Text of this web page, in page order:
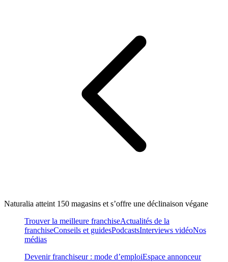
Naturalia atteint 150 magasins et s’offre une déclinaison végane
Trouver la meilleure franchiseActualités de la
franchiseConseils et guidesPodcastsInterviews vidéoNos
médias
Devenir franchiseur : mode d’emploiEspace annonceur